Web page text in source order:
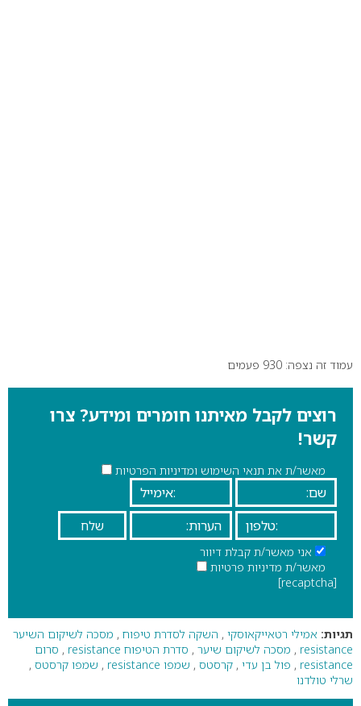
עמוד זה נצפה: 930 פעמים
רוצים לקבל מאיתנו חומרים ומידע? צרו
קשר!
מאשר/ת את תנאי השימוש ומדיניות הפרטיות
אני מאשר/ת קבלת דיוור
מאשר/ת מדיניות פרטיות
[recaptcha]
תגיות: אמילי רטאייקאוסקי , השקה לסדרת טיפוח , מסכה לשיקום השיער
resistance
, מסכה לשיקום שיער , סדרת הטיפוח resistance , סרום
resistance
, פול בן עדי , קרסטס , שמפו resistance , שמפו קרסטס ,
שרלי טולדנו